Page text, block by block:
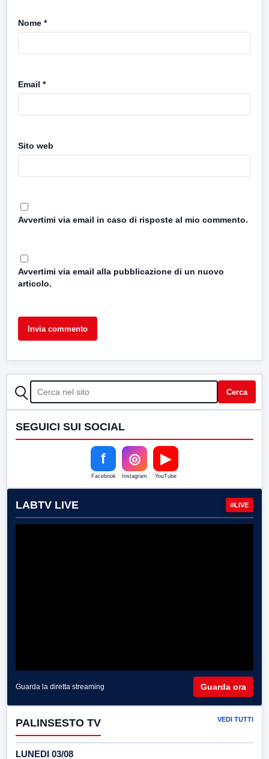
Nome *
Email *
Sito web
Avvertimi via email in caso di risposte al mio commento.
Avvertimi via email alla pubblicazione di un nuovo
articolo.
CERCA Cerca
SEGUICI SUI SOCIAL
f
Facebook
◎
Instagram
▶
YouTube
LABTV LIVE LIVE
Guarda la diretta streaming Guarda ora
PALINSESTO TV VEDI TUTTI
LUNEDI 03/08